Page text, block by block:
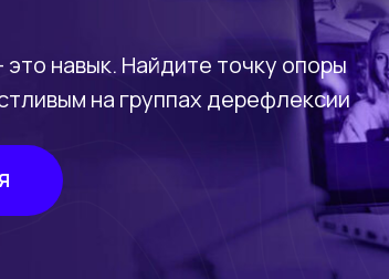
навык. Найдите точку опоры
на группах дерефлексии